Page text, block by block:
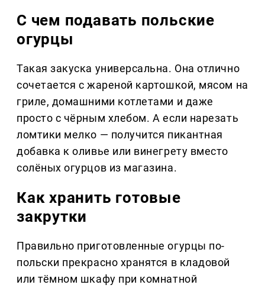
С чем подавать польские
огурцы
Такая закуска универсальна. Она отлично
сочетается с жареной картошкой, мясом на
гриле, домашними котлетами и даже
просто с чёрным хлебом. А если нарезать
ломтики мелко — получится пикантная
добавка к оливье или винегрету вместо
солёных огурцов из магазина.
Как хранить готовые
закрутки
Правильно приготовленные огурцы по-
польски прекрасно хранятся в кладовой
или тёмном шкафу при комнатной